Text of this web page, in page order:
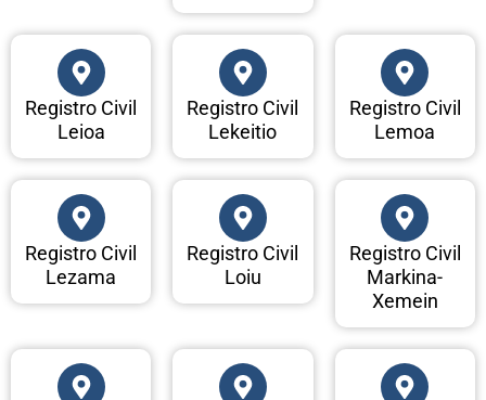
Registro Civil
Leioa
Registro Civil
Lekeitio
Registro Civil
Lemoa
Registro Civil
Lezama
Registro Civil
Loiu
Registro Civil
Markina-
Xemein